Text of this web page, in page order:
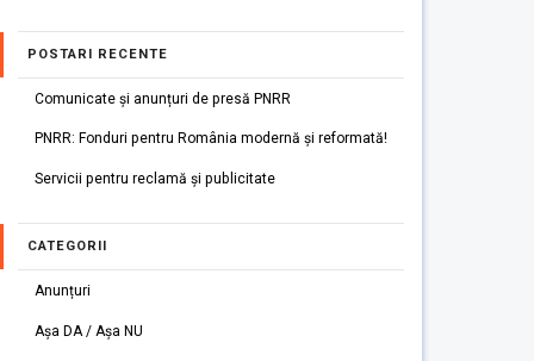
POSTARI RECENTE
Comunicate și anunțuri de presă PNRR
PNRR: Fonduri pentru România modernă și reformată!
Servicii pentru reclamă și publicitate
CATEGORII
Anunțuri
Așa DA / Așa NU